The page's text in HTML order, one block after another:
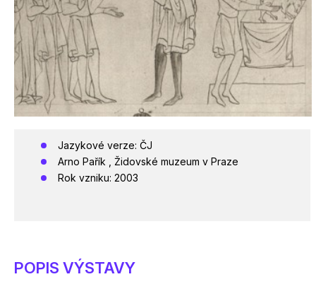
Jazykové verze: ČJ
Arno Pařík , Židovské muzeum v Praze
Rok vzniku: 2003
POPIS VÝSTAVY